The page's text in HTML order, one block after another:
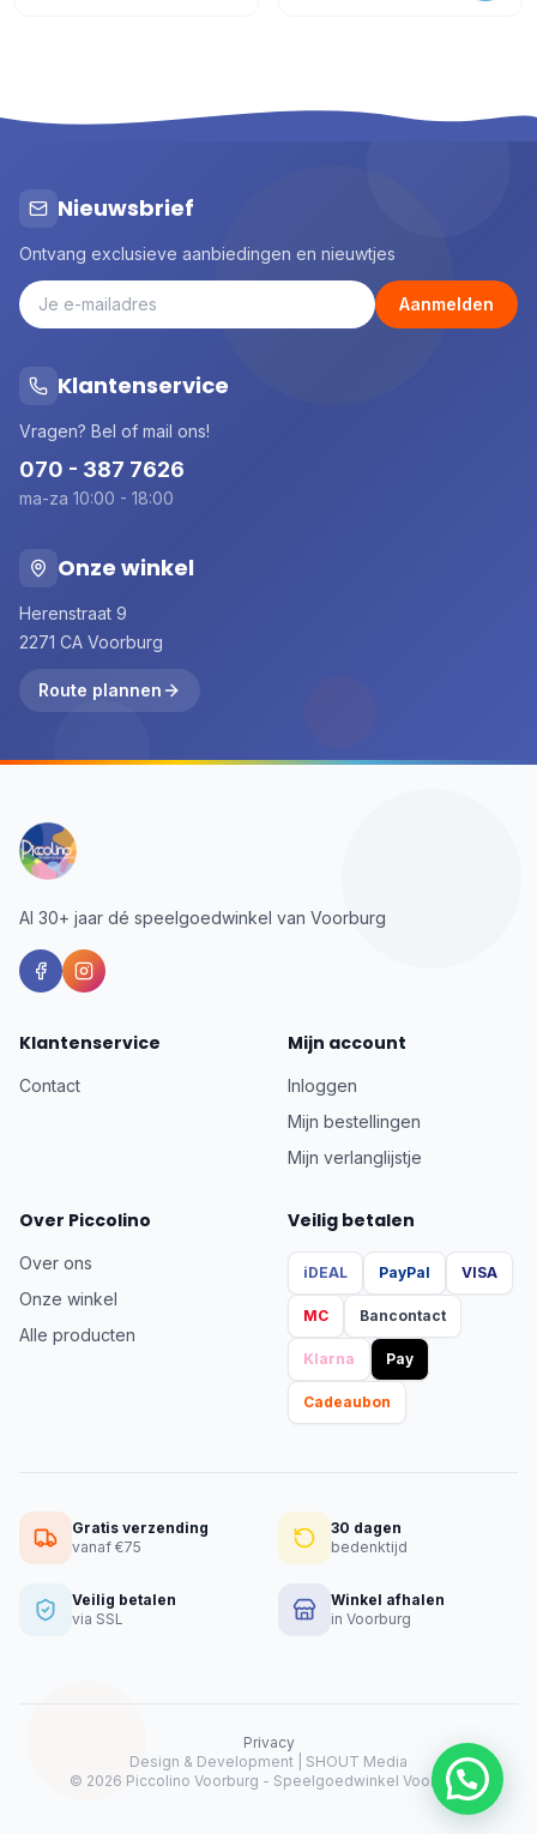
Nieuwsbrief
Ontvang exclusieve aanbiedingen en nieuwtjes
Aanmelden
Klantenservice
Vragen? Bel of mail ons!
070 - 387 7626
ma-za 10:00 - 18:00
Onze winkel
Herenstraat 9
2271 CA Voorburg
Route plannen
Al 30+ jaar dé speelgoedwinkel van Voorburg
Klantenservice
Contact
Mijn account
Inloggen
Mijn bestellingen
Mijn verlanglijstje
Over Piccolino
Over ons
Onze winkel
Alle producten
Veilig betalen
iDEAL PayPal VISA
MC Bancontact
Klarna Pay
Cadeaubon
Gratis verzending
vanaf €75
30 dagen
bedenktijd
Veilig betalen
via SSL
Winkel afhalen
in Voorburg
Privacy
Design & Development | SHOUT Media
© 2026 Piccolino Voorburg - Speelgoedwinkel Voorburg